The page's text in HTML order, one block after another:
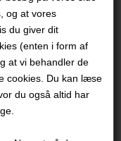
og at vores
du giver dit
(enten i form af
at vi behandler de
cookies. Du kan læse
du også altid har
de i stedet prøve
har imidlertid
overmåde
…